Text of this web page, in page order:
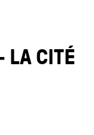
LA CITÉ